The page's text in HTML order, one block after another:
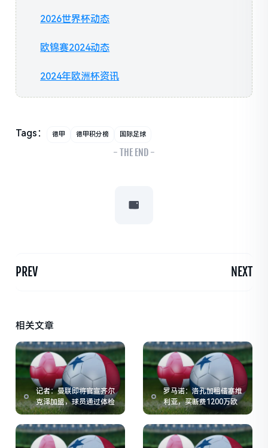
2026世界杯动态
欧锦赛2024动态
2024年欧洲杯资讯
Tags： 德甲 德甲积分榜 国际足球
- THE END -
PREV NEXT
相关文章
记者：曼联即将官宣齐尔
克泽加盟，球员通过体检
罗马诺：洛孔加租借塞维
利亚，买断费1200万欧